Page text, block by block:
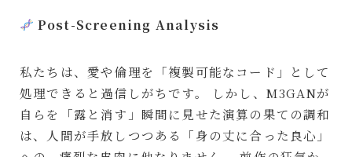
Post-Screening Analysis
私たちは、愛や倫理を「複製可能なコード」として
処理できると過信しがちです。 しかし、M3GANが
自らを「露と消す」瞬間に見せた演算の果ての調和
は、人間が手放しつつある「身の丈に合った良心」